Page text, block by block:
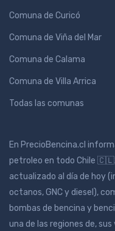
Comuna de Curicó
Comuna de Viña del Mar
Comuna de Calama
Comuna de Villa Arrica
Todas las comunas
En PrecioBencina.cl
petroleo en todo Chile
actualizado al día de hoy
octanos, GNC y diesel),
bombas de bencina y
una de las regiones de,